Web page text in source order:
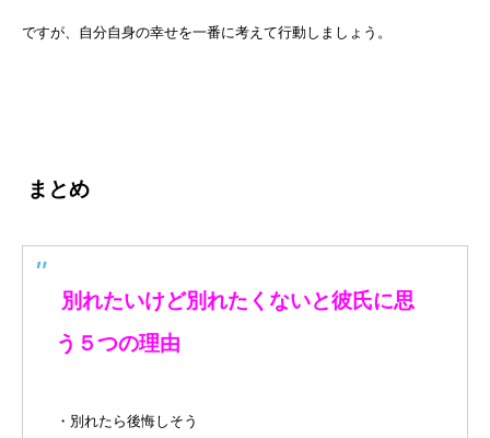
ですが、自分自身の幸せを一番に考えて行動しましょう。
まとめ
別れたいけど別れたくないと彼氏に思
う５つの理由
・別れたら後悔しそう